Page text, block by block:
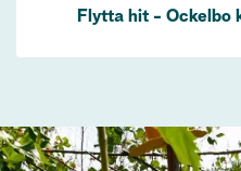
Flytta hit - Ockelbo